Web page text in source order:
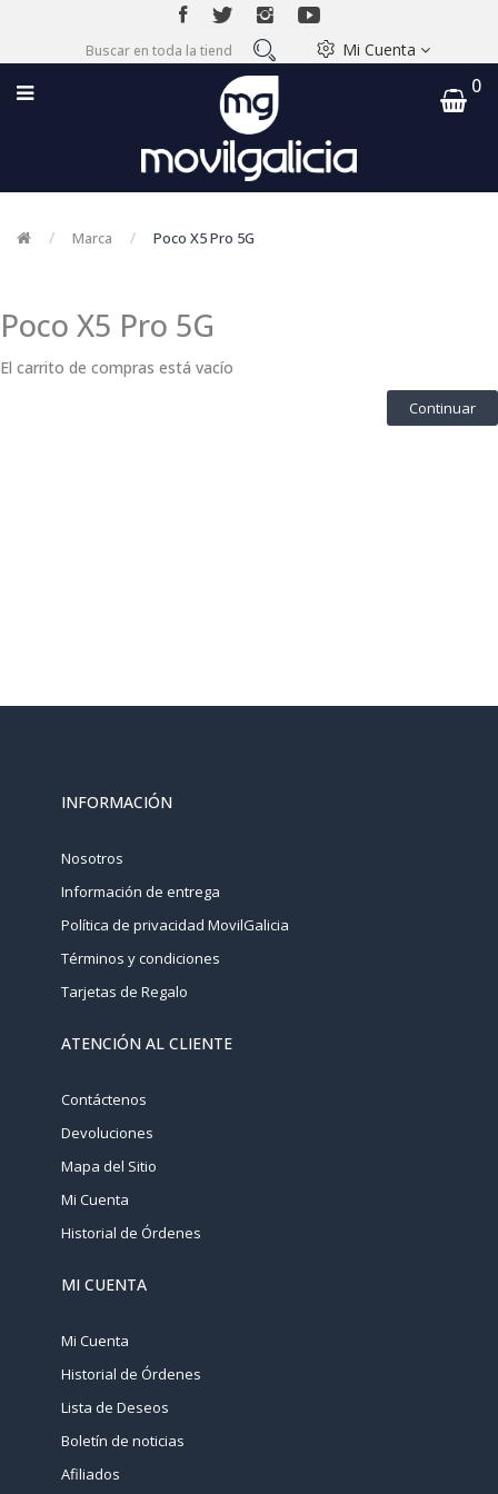
Mi Cuenta
0
Marca Poco X5 Pro 5G
Poco X5 Pro 5G
El carrito de compras está vacío
Continuar
INFORMACIÓN
Nosotros
Información de entrega
Política de privacidad MovilGalicia
Términos y condiciones
Tarjetas de Regalo
ATENCIÓN AL CLIENTE
Contáctenos
Devoluciones
Mapa del Sitio
Mi Cuenta
Historial de Órdenes
MI CUENTA
Mi Cuenta
Historial de Órdenes
Lista de Deseos
Boletín de noticias
Afiliados